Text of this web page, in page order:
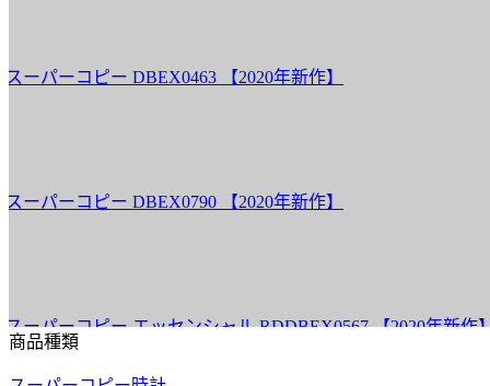
ーコピー DBEX0463 【2020年新作】
ーコピー DBEX0790 【2020年新作】
ーコピー エッセンシャル RDDBEX0567 【2020年新作】
商品種類